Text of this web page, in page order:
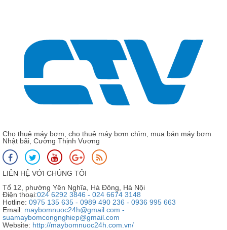
Cho thuê máy bơm, cho thuê máy bơm chìm, mua bán máy bơm
Nhật bãi, Cường Thịnh Vương
LIÊN HỆ VỚI CHÚNG TÔI
Tổ 12, phường Yên Nghĩa, Hà Đông, Hà Nội
Điện thoại:024 6292 3846 - 024 6674 3148
Hotline: 0975 135 635 - 0989 490 236 - 0936 995 663
Email: maybomnuoc24h@gmail.com -
suamaybomcongnghiep@gmail.com
Website: http://maybomnuoc24h.com.vn/